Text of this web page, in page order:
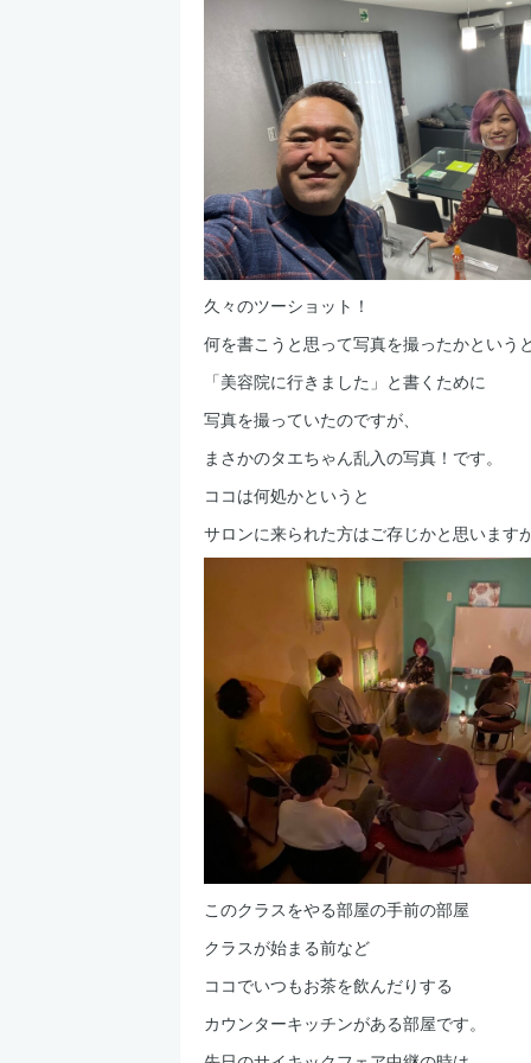
久々のツーショット！
何を書こうと思って写真を撮ったかという
「美容院に行きました」と書くために
写真を撮っていたのですが、
まさかのタエちゃん乱入の写真！です。
ココは何処かというと
サロンに来られた方はご存じかと思います
このクラスをやる部屋の手前の部屋
クラスが始まる前など
ココでいつもお茶を飲んだりする
カウンターキッチンがある部屋です。